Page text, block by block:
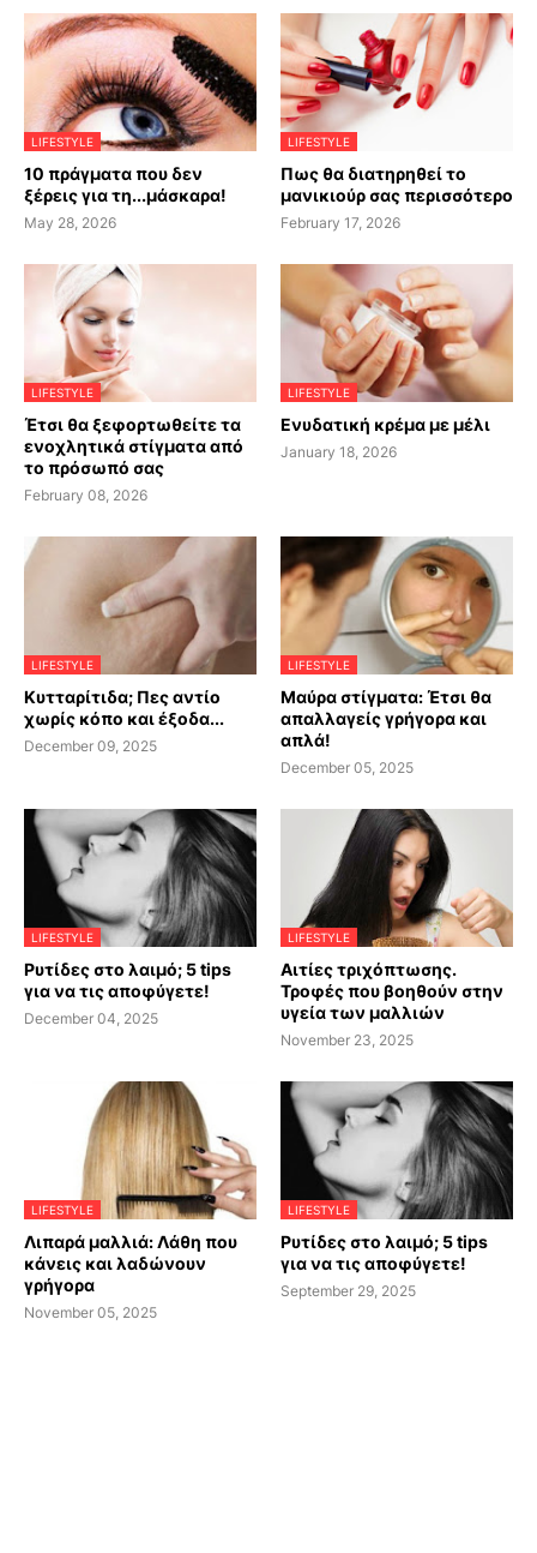
LIFESTYLE
10 πράγματα που δεν
ξέρεις για τη...μάσκαρα!
May 28, 2026
LIFESTYLE
Πως θα διατηρηθεί το
μανικιούρ σας περισσότερο
February 17, 2026
LIFESTYLE
Έτσι θα ξεφορτωθείτε τα
ενοχλητικά στίγματα από
το πρόσωπό σας
February 08, 2026
LIFESTYLE
Ενυδατική κρέμα με μέλι
January 18, 2026
LIFESTYLE
Κυτταρίτιδα; Πες αντίο
χωρίς κόπο και έξοδα...
December 09, 2025
LIFESTYLE
Μαύρα στίγματα: Έτσι θα
απαλλαγείς γρήγορα και
απλά!
December 05, 2025
LIFESTYLE
Ρυτίδες στο λαιμό; 5 tips
για να τις αποφύγετε!
December 04, 2025
LIFESTYLE
Αιτίες τριχόπτωσης.
Τροφές που βοηθούν στην
υγεία των μαλλιών
November 23, 2025
LIFESTYLE
Λιπαρά μαλλιά: Λάθη που
κάνεις και λαδώνουν
γρήγορα
November 05, 2025
LIFESTYLE
Ρυτίδες στο λαιμό; 5 tips
για να τις αποφύγετε!
September 29, 2025